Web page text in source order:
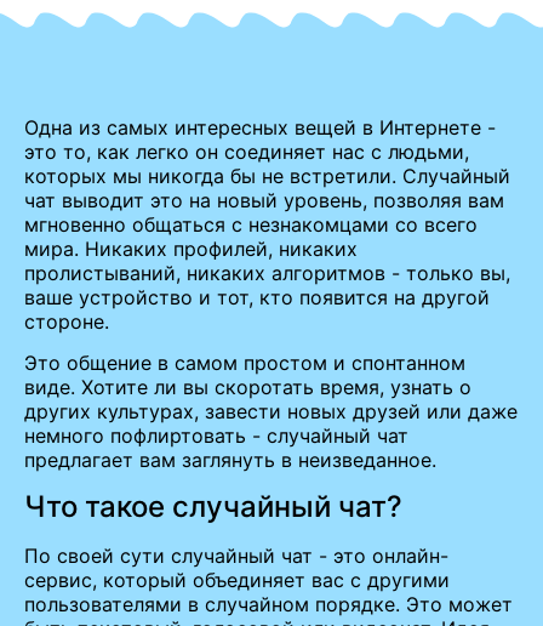
Одна из самых интересных вещей в Интернете -
это то, как легко он соединяет нас с людьми,
которых мы никогда бы не встретили. Случайный
чат выводит это на новый уровень, позволяя вам
мгновенно общаться с незнакомцами со всего
мира. Никаких профилей, никаких
пролистываний, никаких алгоритмов - только вы,
ваше устройство и тот, кто появится на другой
стороне.
Это общение в самом простом и спонтанном
виде. Хотите ли вы скоротать время, узнать о
других культурах, завести новых друзей или даже
немного пофлиртовать - случайный чат
предлагает вам заглянуть в неизведанное.
Что такое случайный чат?
По своей сути случайный чат - это онлайн-
сервис, который объединяет вас с другими
пользователями в случайном порядке. Это может